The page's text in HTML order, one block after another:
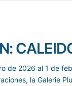
de 2026 al 1 de
la Galerie